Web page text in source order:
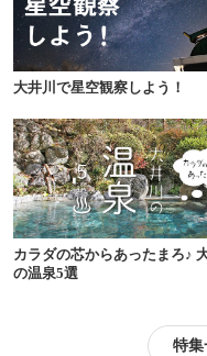
大井川で星空観察しよう！
カラダの芯からあったまろ♪
の温泉5選
特集